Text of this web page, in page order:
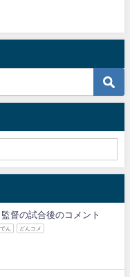
督の試合後のコメント
ん どんコメ